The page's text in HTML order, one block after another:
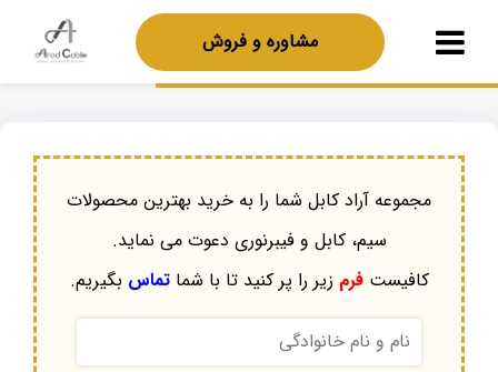
مشاوره و فروش
مجموعه آراد کابل شما را به خرید بهترین محصولات
سیم، کابل و فیبرنوری دعوت می نماید.
کافیستفرم زیر را پر کنید تا با شماتماس بگیریم.